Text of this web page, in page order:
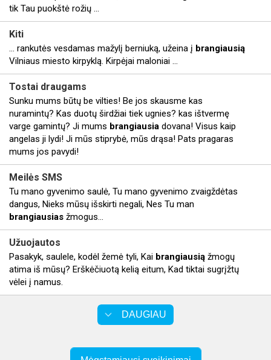
tik Tau puokštė rožių ...
Kiti
... rankutės vesdamas mažylį berniuką, užeina į brangiausią
Vilniaus miesto kirpyklą. Kirpėjai maloniai ...
Tostai draugams
Sunku mums būtų be vilties! Be jos skausme kas
nuramintų? Kas duotų širdžiai tiek ugnies? kas ištvermę
varge gamintų? Ji mums brangiausia dovana! Visus kaip
angelas ji lydi! Ji mūs stiprybė, mūs drąsa! Pats pragaras
mums jos pavydi!
Meilės SMS
Tu mano gyvenimo saulė, Tu mano gyvenimo zvaigždėtas
dangus, Nieks mūsų išskirti negali, Nes Tu man
brangiausias žmogus...
Užuojautos
Pasakyk, saulele, kodėl žemė tyli, Kai brangiausią žmogų
atima iš mūsų? Erškėčiuotą kelią eitum, Kad tiktai sugrįžtų
vėlei į namus.
DAUGIAU